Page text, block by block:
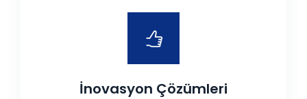
İnovasyon Çözümleri